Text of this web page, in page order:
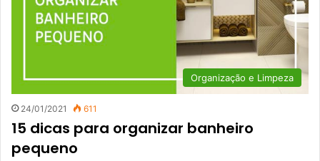
Organização e Limpeza
24/01/2021 611
15 dicas para organizar banheiro
pequeno